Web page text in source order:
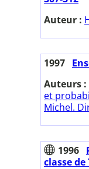
Auteur :
1997
Auteurs :
et
Michel.
1996
classe